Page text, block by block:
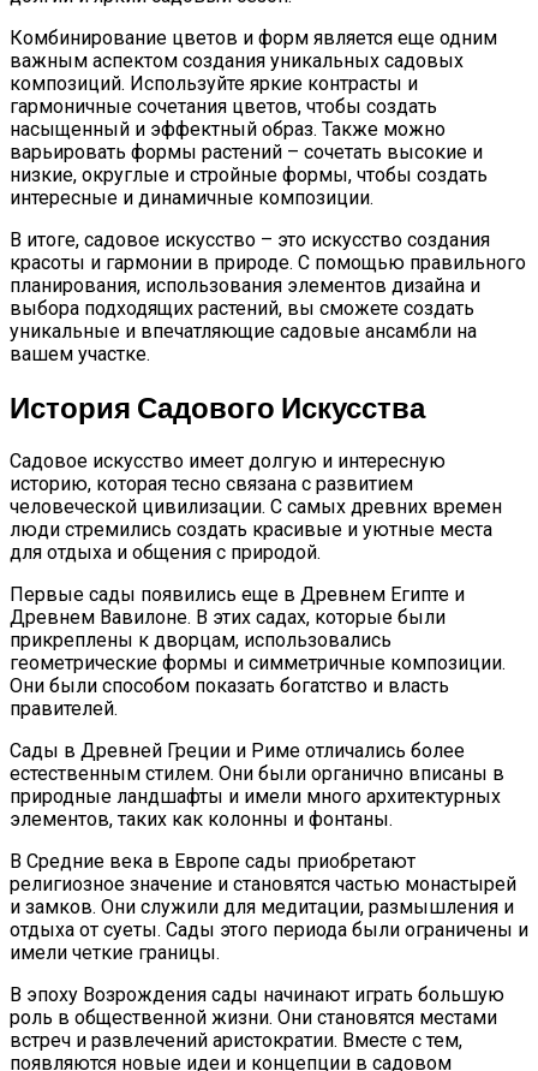
Комбинирование цветов и форм является еще одним
важным аспектом создания уникальных садовых
композиций. Используйте яркие контрасты и
гармоничные сочетания цветов, чтобы создать
насыщенный и эффектный образ. Также можно
варьировать формы растений – сочетать высокие и
низкие, округлые и стройные формы, чтобы создать
интересные и динамичные композиции.
В итоге, садовое искусство – это искусство создания
красоты и гармонии в природе. С помощью правильного
планирования, использования элементов дизайна и
выбора подходящих растений, вы сможете создать
уникальные и впечатляющие садовые ансамбли на
вашем участке.
История Садового Искусства
Садовое искусство имеет долгую и интересную
историю, которая тесно связана с развитием
человеческой цивилизации. С самых древних времен
люди стремились создать красивые и уютные места
для отдыха и общения с природой.
Первые сады появились еще в Древнем Египте и
Древнем Вавилоне. В этих садах, которые были
прикреплены к дворцам, использовались
геометрические формы и симметричные композиции.
Они были способом показать богатство и власть
правителей.
Сады в Древней Греции и Риме отличались более
естественным стилем. Они были органично вписаны в
природные ландшафты и имели много архитектурных
элементов, таких как колонны и фонтаны.
В Средние века в Европе сады приобретают
религиозное значение и становятся частью монастырей
и замков. Они служили для медитации, размышления и
отдыха от суеты. Сады этого периода были ограничены и
имели четкие границы.
В эпоху Возрождения сады начинают играть большую
роль в общественной жизни. Они становятся местами
встреч и развлечений аристократии. Вместе с тем,
появляются новые идеи и концепции в садовом